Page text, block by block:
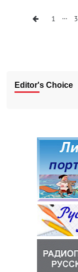
1 … 3
Editor's Choice